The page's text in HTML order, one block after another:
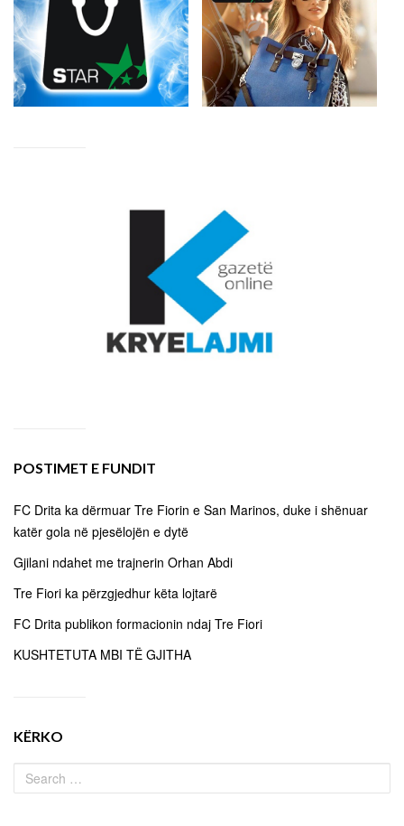
POSTIMET E FUNDIT
FC Drita ka dërmuar Tre Fiorin e San Marinos, duke i shënuar
katër gola në pjesëlojën e dytë
Gjilani ndahet me trajnerin Orhan Abdi
Tre Fiori ka përzgjedhur këta lojtarë
FC Drita publikon formacionin ndaj Tre Fiori
KUSHTETUTA MBI TË GJITHA
KËRKO